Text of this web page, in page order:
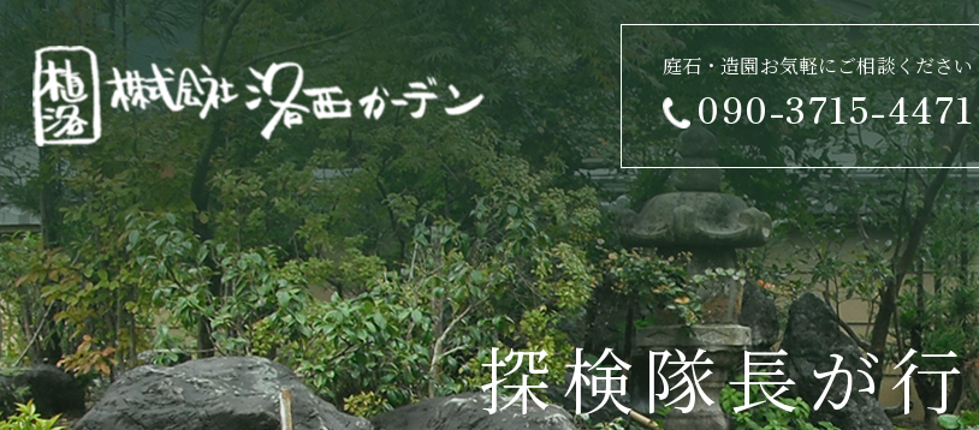
庭石・造園お気軽にご相談ください
090-3715-4471
探検隊長が